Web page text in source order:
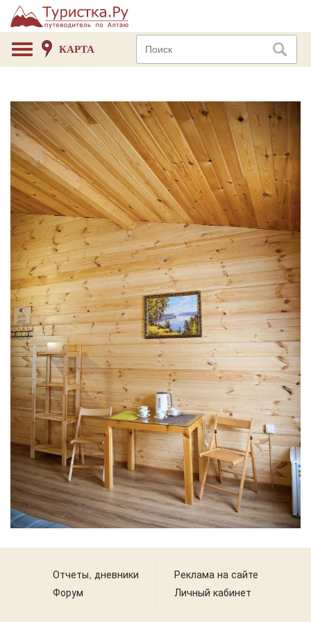
КАРТА
Отчеты, дневники
Форум
Реклама на сайте
Личный кабинет